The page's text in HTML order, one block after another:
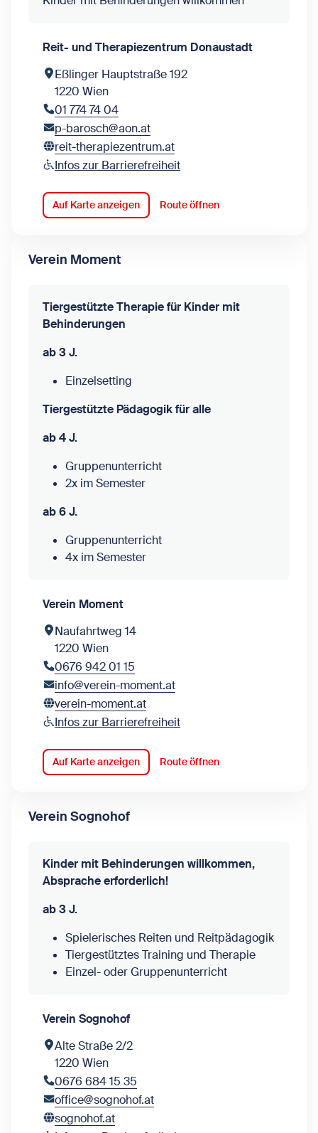
Reit- und Therapiezentrum Donaustadt
Eßlinger Hauptstraße 192
1220 Wien
01 774 74 04
p-barosch@aon.at
reit-therapiezentrum.at
Infos zur Barrierefreiheit
Auf Karte anzeigen Route öffnen
Verein Moment
Tiergestützte Therapie für Kinder mit
Behinderungen
ab 3 J.
Einzelsetting
Tiergestützte Pädagogik für alle
ab 4 J.
Gruppenunterricht
2x im Semester
ab 6 J.
Gruppenunterricht
4x im Semester
Verein Moment
Naufahrtweg 14
1220 Wien
0676 942 01 15
info@verein-moment.at
verein-moment.at
Infos zur Barrierefreiheit
Auf Karte anzeigen Route öffnen
Verein Sognohof
Kinder mit Behinderungen willkommen,
Absprache erforderlich!
ab 3 J.
Spielerisches Reiten und Reitpädagogik
Tiergestütztes Training und Therapie
Einzel- oder Gruppenunterricht
Verein Sognohof
Alte Straße 2/2
1220 Wien
0676 684 15 35
office@sognohof.at
sognohof.at